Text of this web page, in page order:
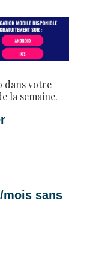
dans votre
la semaine.
mois sans